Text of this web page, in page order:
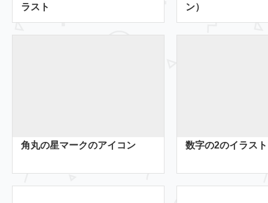
ラスト
ン）
角丸の星マークのアイコン 数字の2のイラスト